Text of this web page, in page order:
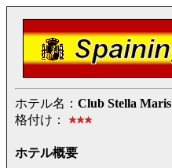
ホテル名： Club Stella
格付け：
ホテル概要